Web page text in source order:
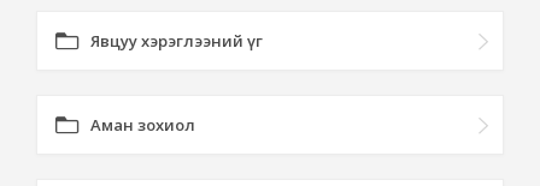
Явцуу хэрэглээний үг
Аман зохиол